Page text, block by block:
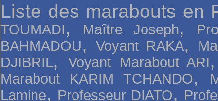
Liste des marabouts en
TOUMADI, Maître Joseph,
BAHMADOU, Voyant RAKA,
DJIBRIL,Voyant Marabout ARI
Marabout KARIM TCHANDO,
Lamine, Professeur DIATO,